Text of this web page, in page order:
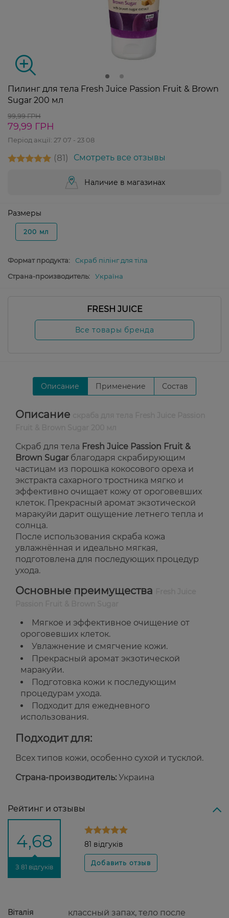
Пилинг для тела Fresh Juice Passion Fruit & Brown
Sugar 200 мл
99,99 ГРН
79,99 ГРН
Період акції: 27 07 - 23 08
81 Смотреть все отзывы
Наличие в магазинах
Размеры
200 мл
Формат продукта:
Скраб пілінг для тіла
Страна-производитель:
Україна
FRESH JUICE
Все товары бренда
Описание Применение Состав
Описание
Скраб для тела Fresh Juice Passion Fruit &
Brown Sugarблагодаря скрабирующим
частицам из порошка кокосового ореха и
экстракта сахарного тростника мягко и
эффективно очищает кожу от ороговевших
клеток. Прекрасный аромат экзотической
маракуйи дарит ощущение летнего тепла и
солнца.
После использования скраба кожа
увлажнённая и идеально мягкая,
подготовлена для последующих процедур
ухода.
Основные преимущества
Мягкое и эффективное очищение от
ороговевших клеток.
Увлажнение и смягчение кожи.
Прекрасный аромат экзотической
маракуйи.
Подготовка кожи к последующим
процедурам ухода.
Подходит для ежедневного
использования.
Подходит для:
Всех типов кожи, особенно сухой и тусклой.
Страна-производитель: Украина
Рейтинг и отзывы
4,68
З 81 відгуків
81 відгуків
Віталія классный запах, тело после